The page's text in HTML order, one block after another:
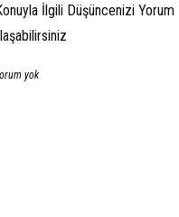
İlgili Düşüncenizi Yorum
yok